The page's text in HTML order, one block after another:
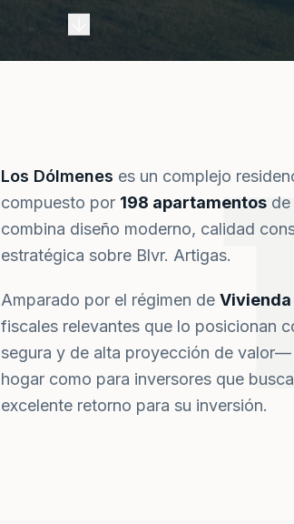
Los Dólmenes es un complejo
compuesto por 198 apartamentos
combina diseño moderno, calidad
estratégica sobre Blvr. Artigas.
Amparado por el régimen de
fiscales relevantes que lo posicionan
segura y de alta proyección de
hogar como para inversores que
excelente retorno para su inversión.